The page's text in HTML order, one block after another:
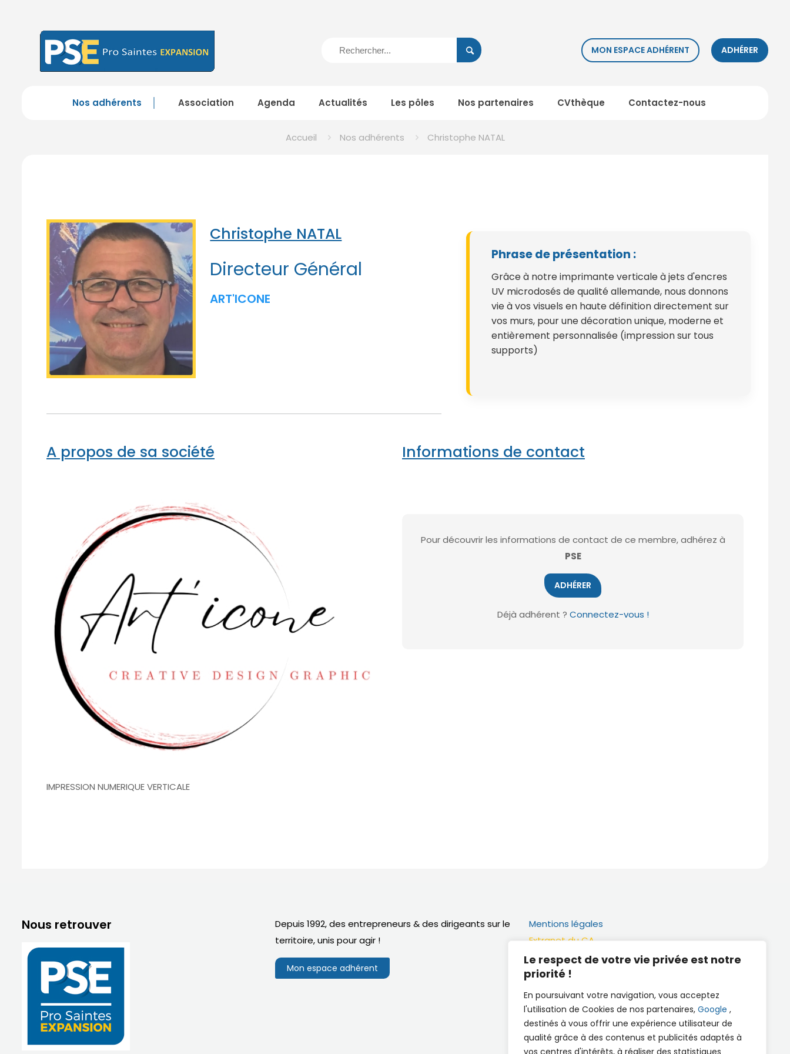
Le respect de votre vie privée est notre
priorité !
En poursuivant votre navigation, vous acceptez
l'utilisation de Cookies de nos partenaires, Google ,
destinés à vous offrir une expérience utilisateur de
qualité grâce à des contenus et publicités adaptés à
vos centres d'intérêts, à réaliser des statistiques
MON ESPACE ADHÉRENT ADHÉRER
Nos adhérents Association Agenda Actualités Les pôles Nos partenaires CVthèque Contactez-nous
Accueil Nos adhérents Christophe NATAL
Christophe NATAL
Directeur Général
ART'ICONE
Phrase de présentation :
Grâce à notre imprimante verticale à jets d'encres
UV microdosés de qualité allemande, nous donnons
vie à vos visuels en haute définition directement sur
vos murs, pour une décoration unique, moderne et
entièrement personnalisée (impression sur tous
supports)
A propos de sa société
IMPRESSION NUMERIQUE VERTICALE
Informations de contact
Pour découvrir les informations de contact de ce membre, adhérez à
PSE
ADHÉRER
Déjà adhérent ? Connectez-vous !
Nous retrouver
Depuis 1992, des entrepreneurs & des dirigeants sur le
territoire,unis pour agir !
Mon espace adhérent
Mentions légales
Extranet du CA
Réalisation
Documents utiles